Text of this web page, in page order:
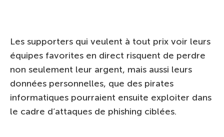
Les supporters qui veulent à tout prix voir leurs
équipes favorites en direct risquent de perdre
non seulement leur argent, mais aussi leurs
données personnelles, que des pirates
informatiques pourraient ensuite exploiter dans
le cadre d’attaques de phishing ciblées.